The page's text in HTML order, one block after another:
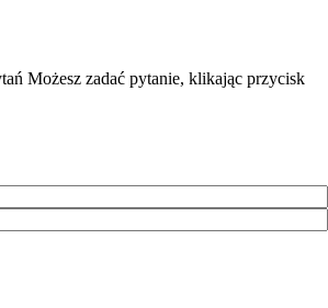
Możesz zadać pytanie, klikając przycisk